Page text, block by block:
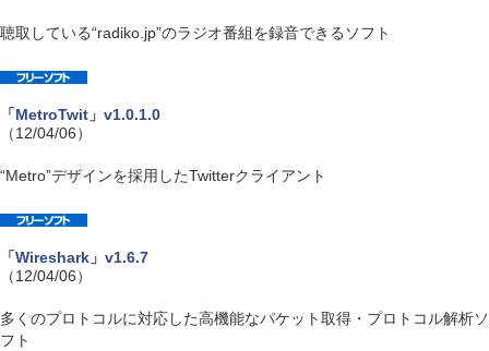
聴取している“radiko.jp”のラジオ番組を録音できるソフト
「MetroTwit」v1.0.1.0
（12/04/06）
“Metro”デザインを採用したTwitterクライアント
「Wireshark」v1.6.7
（12/04/06）
多くのプロトコルに対応した高機能なパケット取得・プロトコル解析ソ
フト